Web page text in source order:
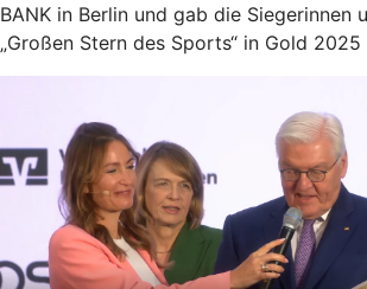
BANK in Berlin und gab die Siegerinnen
„Großen Stern des Sports“ in Gold 2025